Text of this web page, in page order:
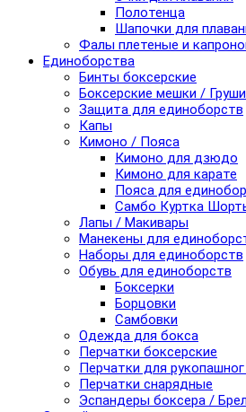
Полотенца
Шапочки для
Фалы плетеные и
Единоборства
Бинты боксерские
Боксерские мешки /
Защита для единоборств
Капы
Кимоно / Пояса
Кимоно для дзюдо
Кимоно для карате
Пояса для
Самбо Куртка
Лапы / Макивары
Манекены для
Наборы для единоборств
Обувь для единоборств
Боксерки
Борцовки
Самбовки
Одежда для бокса
Перчатки боксерские
Перчатки для
Перчатки снарядные
Эспандеры боксера /